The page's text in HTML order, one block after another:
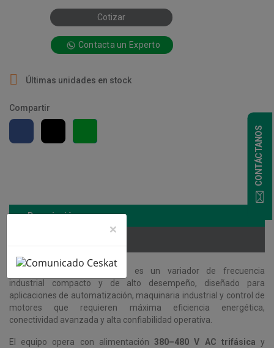
Cotizar
 Últimas unidades en stock
Contacta un Experto
Compartir
Descripción
es un variador de frecuencia
industrial compacto y de alto desempeño, diseñado para
aplicaciones de automatización, maquinaria industrial y control de
motores que requieren máxima eficiencia energética,
conectividad avanzada y alta confiabilidad operativa.
El equipo opera con alimentación380–480 V AC trifásica y
CONTÁCTANOS
×